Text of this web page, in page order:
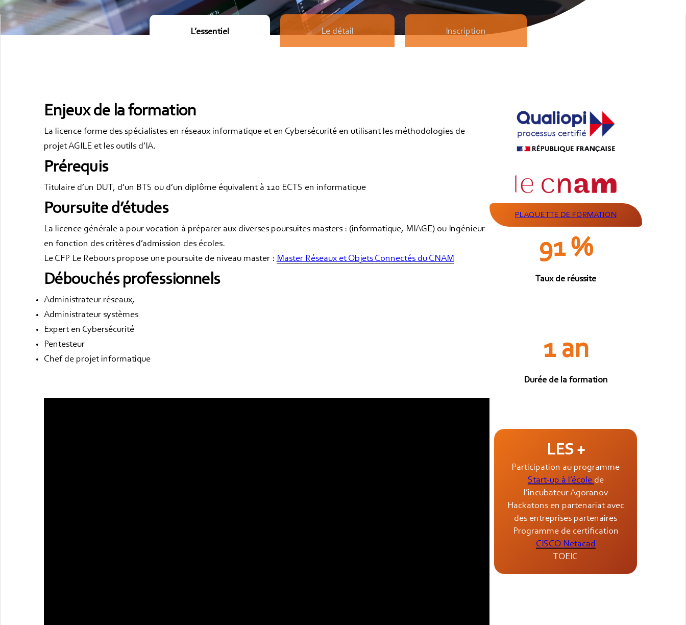
L’essentiel Le détail Inscription
Enjeux de la formation
La licence forme des spécialistes en réseaux informatique et en Cybersécurité en utilisant les méthodologies de
projet AGILE et les outils d’IA.
Prérequis
Titulaire d’un DUT, d’un BTS ou d’un diplôme équivalent à 120 ECTS en informatique
Poursuite d’études
La licence générale a pour vocation à préparer aux diverses poursuites masters : (informatique, MIAGE) ou Ingénieur
en fonction des critères d’admission des écoles.
Le CFP Le Rebours propose une poursuite de niveau master : Master Réseaux et Objets Connectés du CNAM
Débouchés professionnels
Administrateur réseaux,
Administrateur systèmes
Expert en Cybersécurité
Pentesteur
Chef de projet informatique
PLAQUETTE DE FORMATION
91 %
Taux de réussite
1 an
Durée de la formation
LES +
Participation au programme
Start-up à l’école de
l’incubateur Agoranov
Hackatons en partenariat avec
des entreprises partenaires
Programme de certification
CISCO Netacad
TOEIC